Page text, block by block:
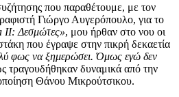
που παραθέτουμε, με τον
Γιώργο Αυγερόπουλο, για το
II: Δεσμώτες», μου ήρθαν στο νου οι
που έγραψε στην πικρή δεκαετία
φως να ξημερώσει. Όμως εγώ δεν
τραγουδήθηκαν δυναμικά από την
Θάνου Μικρούτσικου.